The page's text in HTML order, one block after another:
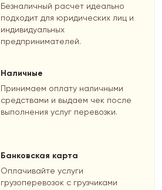
Безналичный расчет идеально
подходит для юридических лиц и
индивидуальных
предпринимателей.
Наличные
Принимаем оплату наличными
средствами и выдаем чек после
выполнения услуг перевозки.
Банковская карта
Оплачивайте услуги
грузоперевозок с грузчиками